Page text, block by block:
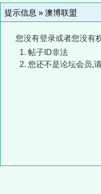
提示信息 » 澳博联盟
您没有登录或者您没有
帖子ID非法
您还不是论坛会员,